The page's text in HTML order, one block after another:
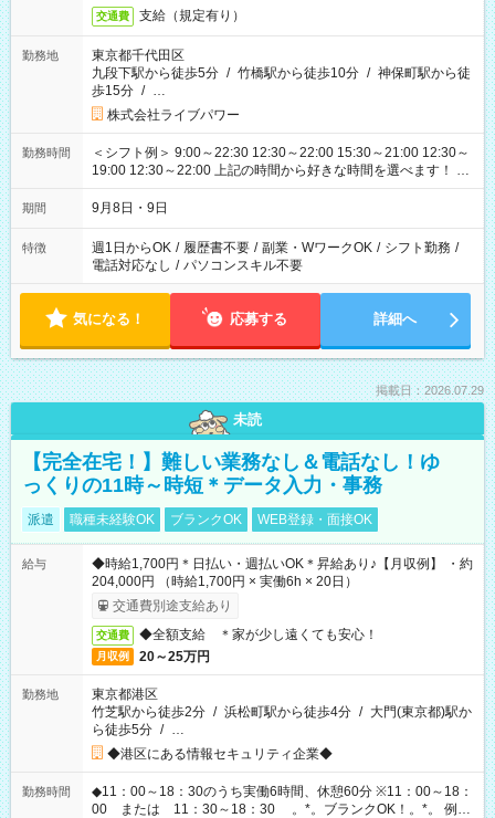
交通費 支給（規定有り）
勤務地
東京都千代田区
九段下駅から徒歩5分 / 竹橋駅から徒歩10分 / 神保町駅から徒
歩15分 / …
株式会社ライブパワー
勤務時間
＜シフト例＞ 9:00～22:30 12:30～22:00 15:30～21:00 12:30～
19:00 12:30～22:00 上記の時間から好きな時間を選べます！ ※
時間は変更となる可能性があります
期間 9月8日・9日
特徴 週1日からOK / 履歴書不要 / 副業・WワークOK / シフト勤務 /
電話対応なし / パソコンスキル不要
気になる！ 応募する 詳細へ
掲載日：2026.07.29
未読
【完全在宅！】難しい業務なし＆電話なし！ゆ
っくりの11時～時短＊データ入力・事務
派遣 職種未経験OK ブランクOK WEB登録・面接OK
給与
◆時給1,700円＊日払い・週払いOK＊昇給あり♪【月収例】 ・約
204,000円 （時給1,700円 × 実働6h × 20日）
交通費別途支給あり
交通費 ◆全額支給 ＊家が少し遠くても安心！
月収例 20～25万円
勤務地
東京都港区
竹芝駅から徒歩2分 / 浜松町駅から徒歩4分 / 大門(東京都)駅か
ら徒歩5分 / …
◆港区にある情報セキュリティ企業◆
勤務時間
◆11：00～18：30のうち実働6時間、休憩60分 ※11：00～18：
00 または 11：30～18：30 。*。ブランクOK！。*。 例え